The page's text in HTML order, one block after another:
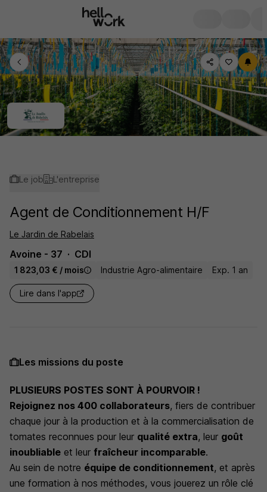
Le job L'entreprise
Agent de Conditionnement H/F
Le Jardin de Rabelais
Avoine - 37 CDI
1 823,03 € / mois Industrie Agro-alimentaire Exp. 1 an
Lire dans l'app
Les missions du poste
PLUSIEURS POSTES SONT À POURVOIR !
Rejoignez nos 400 collaborateurs, fiers de contribuer
chaque jour à la production et à la commercialisation de
tomates reconnues pour leur qualité extra, leur goût
inoubliable et leur fraîcheur incomparable.
Au sein de notre équipe de conditionnement, et après
une formation à nos méthodes, vous jouerez un rôle clé